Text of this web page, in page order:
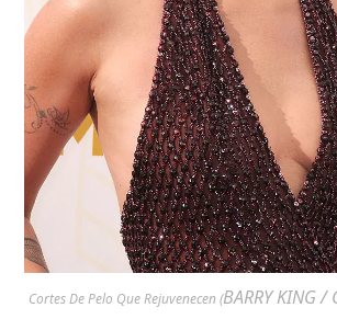
Cortes De Pelo Que Rejuvenecen (BARRY KING /